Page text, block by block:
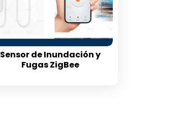
Sensor de Inundación y
Fugas ZigBee